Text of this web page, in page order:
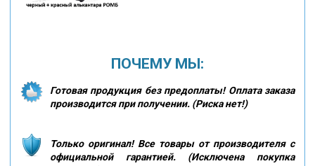
ПОЧЕМУ МЫ:
Готовая продукция без предоплаты! Оплата заказа
производится при получении. (Риска нет!)
Только оригинал! Все товары от производителя с
официальной гарантией. (Исключена покупка